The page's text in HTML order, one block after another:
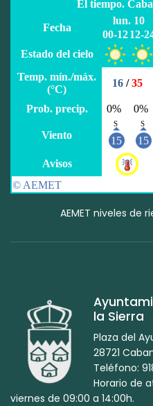
AEMET niveles de
la Sierra
Plaza del
28721
Teléfono:
Horario de
viernes de 09:00 a 14:00h.